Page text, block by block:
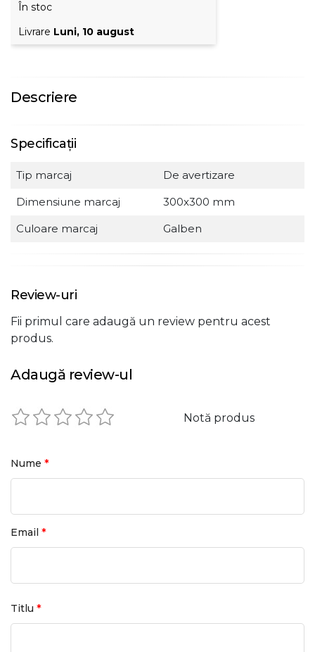
În stoc
Livrare Luni, 10 august
Descriere
Specificații
Tip marcaj
De avertizare
Dimensiune marcaj
300x300 mm
Culoare marcaj
Galben
Review-uri
Fii primul care adaugă un review pentru acest
produs.
Adaugă review-ul
Notă produs
Nume *
Email *
Titlu *